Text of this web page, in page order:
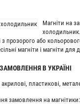
Магніти на
холодильник.
з прозорого або
магніти і магніти
В УКРАЇНІ
пластикові,
замовлення на магнітики: